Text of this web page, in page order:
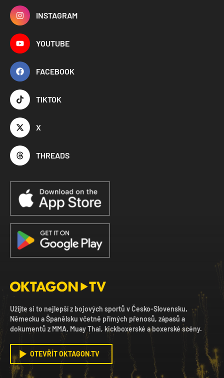
INSTAGRAM
YOUTUBE
FACEBOOK
TIKTOK
X
THREADS
Užijte si to nejlepší z bojových sportů v Česko-Slovensku,
Německu a Španělsku včetně přímých přenosů, zápasů a
dokumentů z MMA, Muay Thai, kickboxerské a boxerské scény.
OTEVŘÍT OKTAGON.TV